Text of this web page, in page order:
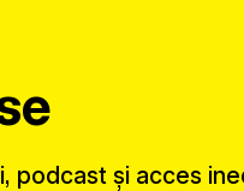
podcast și acces